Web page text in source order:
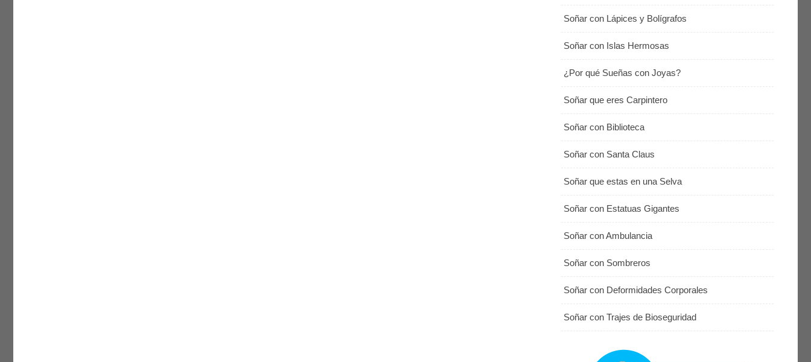
Soñar con Lápices y Bolígrafos
Soñar con Islas Hermosas
¿Por qué Sueñas con Joyas?
Soñar que eres Carpintero
Soñar con Biblioteca
Soñar con Santa Claus
Soñar que estas en una Selva
Soñar con Estatuas Gigantes
Soñar con Ambulancia
Soñar con Sombreros
Soñar con Deformidades Corporales
Soñar con Trajes de Bioseguridad